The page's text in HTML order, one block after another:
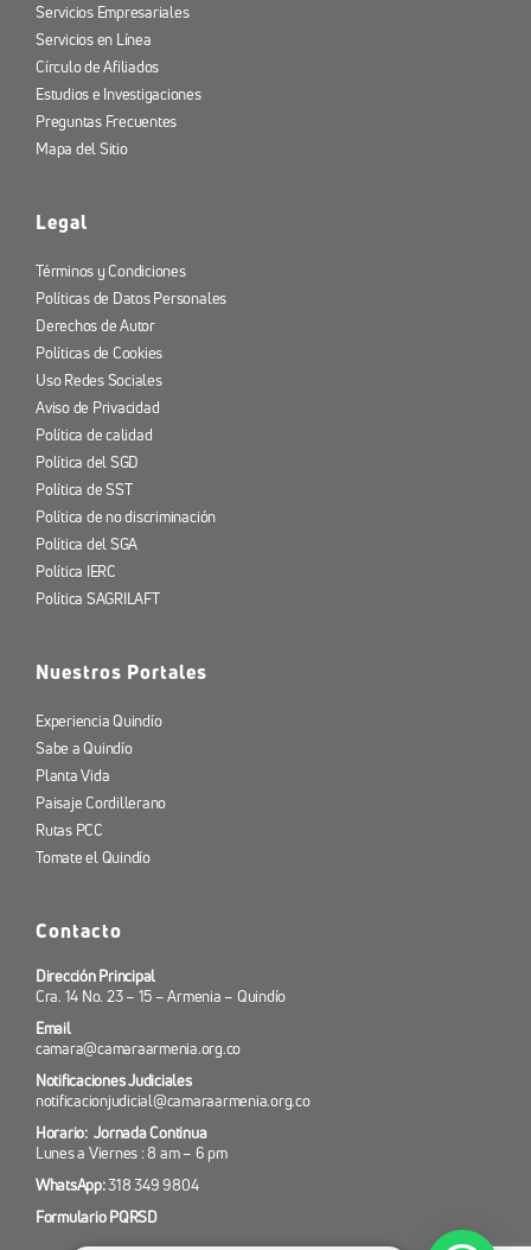
Servicios Empresariales
Servicios en Línea
Círculo de Afiliados
Estudios e Investigaciones
Preguntas Frecuentes
Mapa del Sitio
Legal
Términos y Condiciones
Políticas de Datos Personales
Derechos de Autor
Políticas de Cookies
Uso Redes Sociales
Aviso de Privacidad
Política de calidad
Política del SGD
Política de SST
Política de no discriminación
Política del SGA
Política IERC
Política SAGRILAFT
Nuestros Portales
Experiencia Quindío
Sabe a Quindío
Planta Vida
Paisaje Cordillerano
Rutas PCC
Tomate el Quindío
Contacto
Dirección Principal
Cra. 14 No. 23 – 15 – Armenia – Quindío
Email
camara@camaraarmenia.org.co
Notificaciones Judiciales
notificacionjudicial@camaraarmenia.org.co
Horario: Jornada Continua
Lunes a Viernes : 8 am – 6 pm
WhatsApp:318 349 9804
Formulario PQRSD